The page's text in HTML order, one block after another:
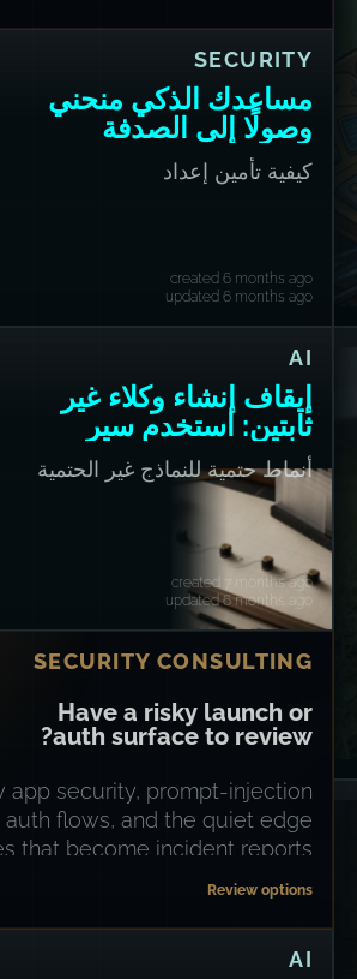
SECURITY
مساعدك الذكي منحني
وصولًا إلى الصدفة
كيفية تأمين إعداد
created 6 months ago
updated 6 months ago
AI
إيقاف إنشاء وكلاء غير
ثابتين: استخدم سير
العمل والذاكرة
أنماط حتمية للنماذج غير الحتمية
created 7 months ago
updated 6 months ago
SECURITY CONSULTING
Have a risky launch or
auth surface to review?
app security, prompt-injection
auth flows, and the quiet edge
that become incident reports.
Review options
AI